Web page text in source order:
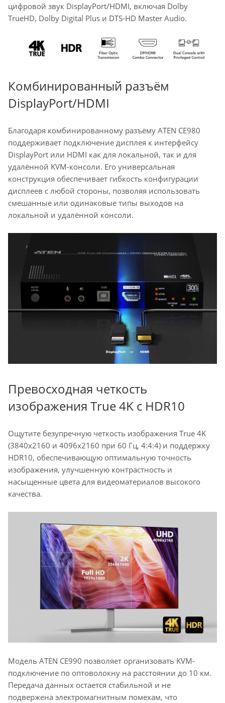
цифровой звук DisplayPort/HDMI, включая Dolby
TrueHD, Dolby Digital Plus и DTS-HD Master Audio.
Комбинированный разъём
DisplayPort/HDMI
Благодаря комбинированному разъёму ATEN CE980
поддерживает подключение дисплея к интерфейсу
DisplayPort или HDMI как для локальной, так и для
удалённой KVM-консоли. Его универсальная
конструкция обеспечивает гибкость конфигурации
дисплеев с любой стороны, позволяя использовать
смешанные или одинаковые типы выходов на
локальной и удалённой консоли.
Превосходная четкость
изображения True 4K с HDR10
Ощутите безупречную четкость изображения True 4K
(3840x2160 и 4096x2160 при 60 Гц, 4:4:4) и поддержку
HDR10, обеспечивающую оптимальную точность
изображения, улучшенную контрастность и
насыщенные цвета для видеоматериалов высокого
качества.
Модель ATEN CE990 позволяет организовать KVM-
подключение по оптоволокну на расстоянии до 10 км.
Передача данных остается стабильной и не
подвержена электромагнитным помехам, что